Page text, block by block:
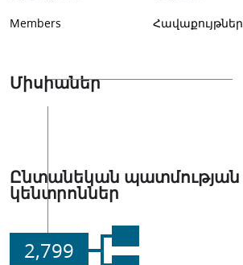
Members Հավաքույթներ
Միսիաներ
Ընտանեկան պատմության
կենտրոններ
2,799